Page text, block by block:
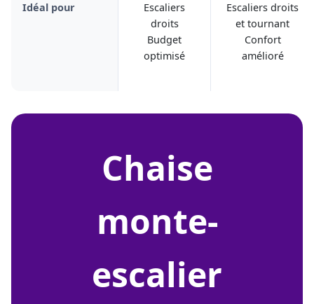
Idéal pour
Escaliers
droits
Budget
optimisé
Escaliers droits
et tournant
Confort
amélioré
chaise
monte-
escalier